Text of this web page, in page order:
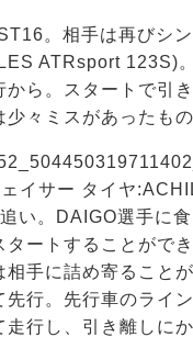
。相手は再びシ
ATRsport 123S)。
から。スタートで引
少々ミスがあったも
イサー タイヤ
い。DAIGO選手に
タートすることがで
相手に詰め寄ることが
先行。先行車のライ
走行し、引き離しに